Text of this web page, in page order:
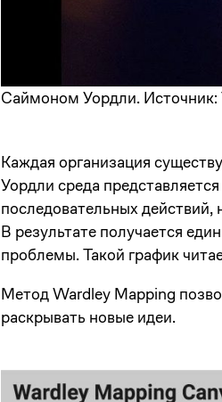
Саймоном Уордли.
Каждая организация
Уордли среда
последовательных
В результате получается
проблемы. Такой график
Метод Wardley Mapping
раскрывать новые идеи.